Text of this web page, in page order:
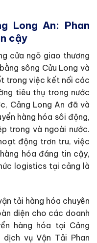
Long An: Phan
cậy
cửa ngõ giao thương
sông Cửu Long và
trong việc kết nối các
tiêu thụ trong nước
Cảng Long An đã và
hàng hóa sôi động,
trong và ngoài nước.
động trơn tru, việc
hóa đáng tin cậy,
logistics tại cảng là
tải hàng hóa chuyên
diện cho các doanh
hàng hóa tại Cảng
vụ Vận Tải Phan